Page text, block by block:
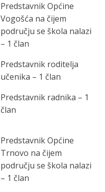
Predstavnik Općine
Vogošća na čijem
području se škola nalazi
– 1 član
Predstavnik roditelja
učenika – 1 član
Predstavnik radnika – 1
član
Predstavnik Općine
Trnovo na čijem
području se škola nalazi
– 1 član